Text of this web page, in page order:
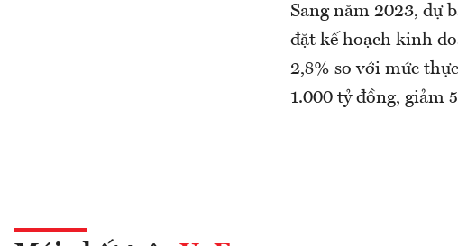
Sang năm 2023, dự
đặt kế hoạch kinh
2,8% so với mức
1.000 tỷ đồng, giảm